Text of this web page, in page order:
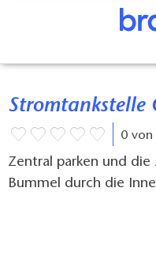
0 von
Zentral parken und die
Bummel durch die